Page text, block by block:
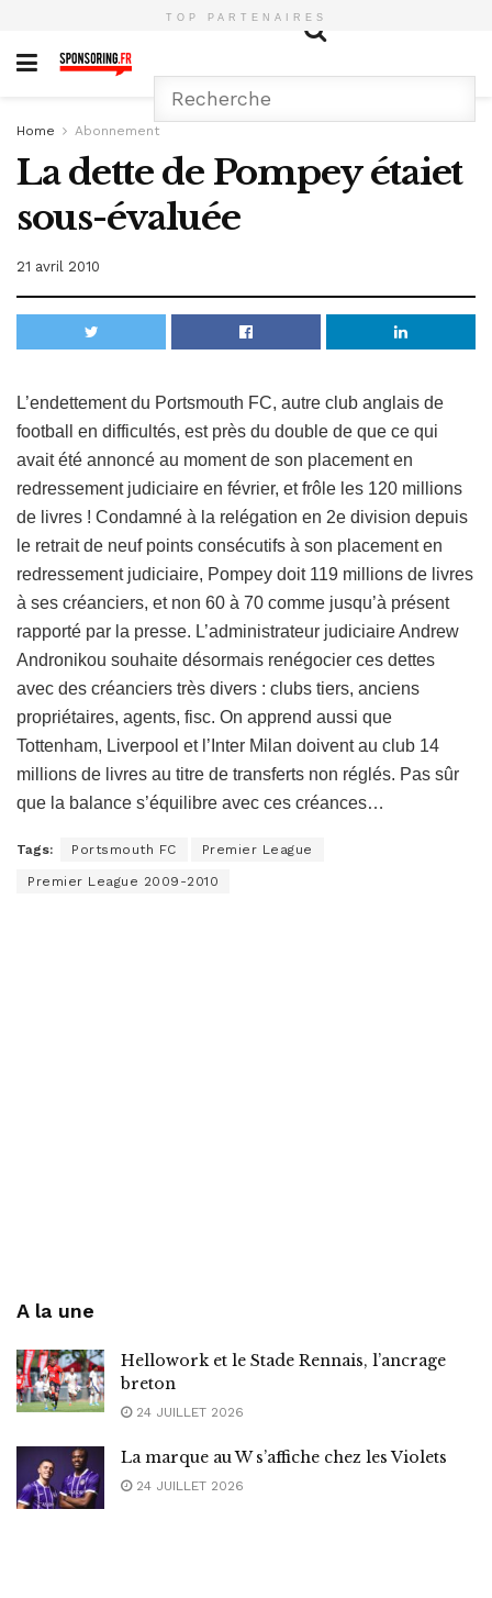
TOP PARTENAIRES
Home Abonnement
La dette de Pompey étaiet
sous-évaluée
21 avril 2010
L’endettement du Portsmouth FC, autre club anglais de
football en difficultés, est près du double de que ce qui
avait été annoncé au moment de son placement en
redressement judiciaire en février, et frôle les 120 millions
de livres ! Condamné à la relégation en 2e division depuis
le retrait de neuf points consécutifs à son placement en
redressement judiciaire, Pompey doit 119 millions de livres
à ses créanciers, et non 60 à 70 comme jusqu’à présent
rapporté par la presse. L’administrateur judiciaire Andrew
Andronikou souhaite désormais renégocier ces dettes
avec des créanciers très divers : clubs tiers, anciens
propriétaires, agents, fisc. On apprend aussi que
Tottenham, Liverpool et l’Inter Milan doivent au club 14
millions de livres au titre de transferts non réglés. Pas sûr
que la balance s’équilibre avec ces créances…
Tags: Portsmouth FC Premier League
Premier League 2009-2010
A la une
Hellowork et le Stade Rennais, l’ancrage
breton
24 JUILLET 2026
La marque au W s’affiche chez les Violets
24 JUILLET 2026